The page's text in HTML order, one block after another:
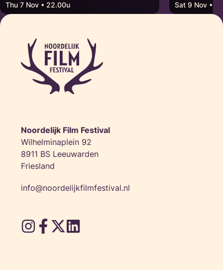
Thu 7 Nov • 22.00u Sat 9 Nov •
Noordelijk Film Festival
Wilhelminaplein 92
8911 BS Leeuwarden
Friesland
info@noordelijkfilmfestival.nl